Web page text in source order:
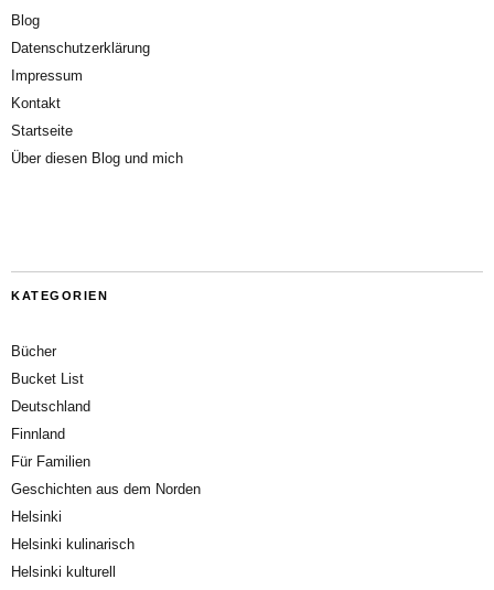
Blog
Datenschutzerklärung
Impressum
Kontakt
Startseite
Über diesen Blog und mich
KATEGORIEN
Bücher
Bucket List
Deutschland
Finnland
Für Familien
Geschichten aus dem Norden
Helsinki
Helsinki kulinarisch
Helsinki kulturell